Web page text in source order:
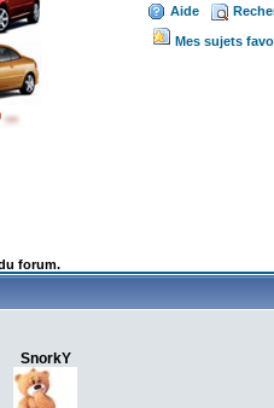
Aide
Mes sujets
forum.
SnorkY